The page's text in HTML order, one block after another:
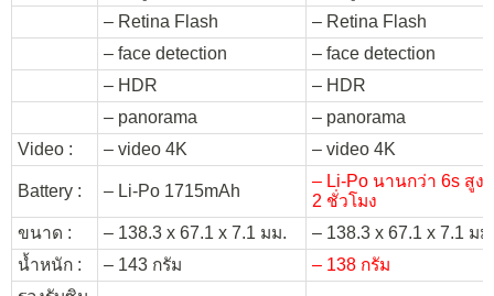
– Retina Flash
– Retina Flash
– face detection
– face detection
– HDR
– HDR
– panorama
– panorama
Video :
– video 4K – video 4K
Battery : – Li-Po 1715mAh
– Li-Po นานกว่า 6s สูง
2 ชั่วโมง
ขนาด :
– 138.3 x 67.1 x 7.1 มม.
– 138.3 x 67.1 x 7.1 มม.
น้ำหนัก :
– 143 กรัม
– 138 กรัม